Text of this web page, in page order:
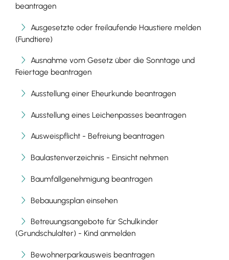
beantragen
Ausgesetzte oder freilaufende Haustiere melden
(Fundtiere)
Ausnahme vom Gesetz über die Sonntage und
Feiertage beantragen
Ausstellung einer Eheurkunde beantragen
Ausstellung eines Leichenpasses beantragen
Ausweispflicht - Befreiung beantragen
Baulastenverzeichnis - Einsicht nehmen
Baumfällgenehmigung beantragen
Bebauungsplan einsehen
Betreuungsangebote für Schulkinder
(Grundschulalter) - Kind anmelden
Bewohnerparkausweis beantragen